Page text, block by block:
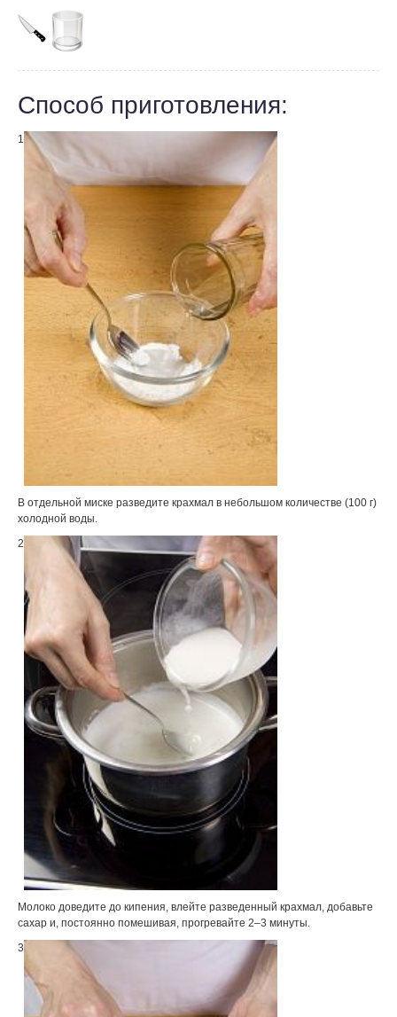
Способ приготовления:
1
В отдельной миске разведите крахмал в небольшом количестве (100 г)
холодной воды.
2
Молоко доведите до кипения, влейте разведенный крахмал, добавьте
сахар и, постоянно помешивая, прогревайте 2–3 минуты.
3